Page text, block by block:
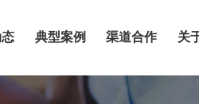
典型案例 渠道合作 关